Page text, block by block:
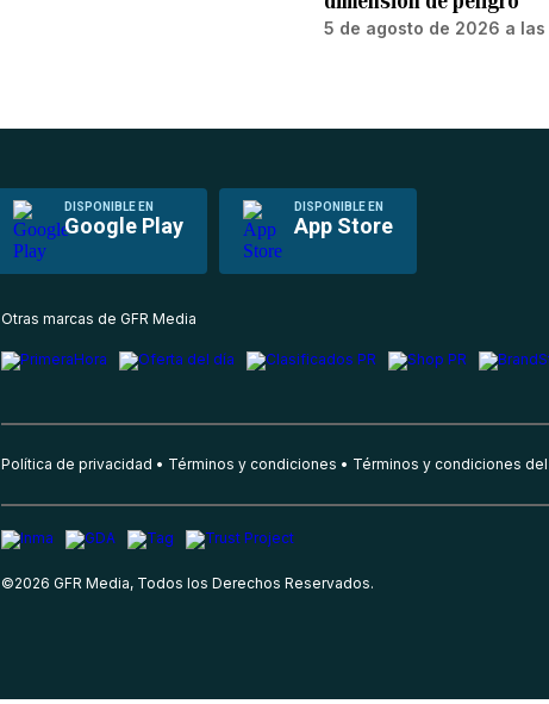
5 de agosto de 2026 a las
DISPONIBLE EN
Google Play
DISPONIBLE EN
App Store
Otras marcas de GFR Media
Política de privacidad Términos y condiciones Términos y condiciones
©2026 GFR Media, Todos los Derechos Reservados.